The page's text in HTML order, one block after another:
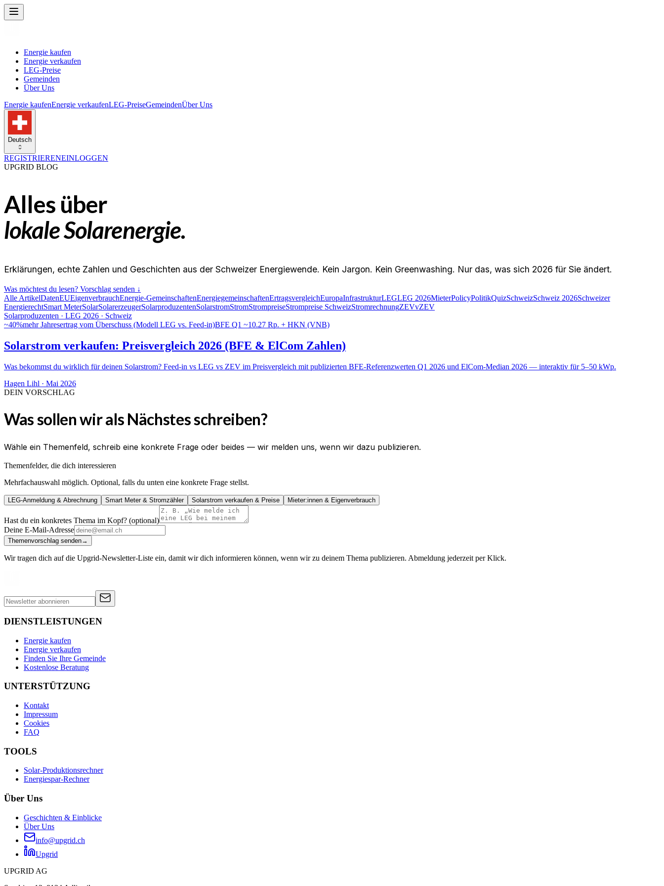
Energie kaufen
Energie verkaufen
LEG-Preise
Gemeinden
Über Uns
Energie kaufenEnergie verkaufenLEG-PreiseGemeindenÜber Uns
Deutsch
REGISTRIERENEINLOGGEN
UPGRID BLOG
Alles über
lokale Solarenergie.
Erklärungen, echte Zahlen und Geschichten aus der Schweizer Energiewende. Kein Jargon. Kein Greenwashing. Nur das, was sich 2026 für Sie ändert.
Was möchtest du lesen? Vorschlag senden ↓
Alle ArtikelDatenEUEigenverbrauchEnergie-GemeinschaftenEnergiegemeinschaftenErtragsvergleichEuropaInfrastrukturLEGLEG 2026MieterPolicyPolitikQuizSchweizSchweiz 2026Schweizer
EnergierechtSmart MeterSolarSolarerzeugerSolarproduzentenSolarstromStromStrompreiseStrompreise SchweizStromrechnungZEVvZEV
Solarproduzenten · LEG 2026 · Schweiz
~40%mehr Jahresertrag vom Überschuss (Modell LEG vs. Feed-in)BFE Q1 ~10.27 Rp. + HKN (VNB)
Solarstrom verkaufen: Preisvergleich 2026 (BFE & ElCom Zahlen)
Was bekommst du wirklich für deinen Solarstrom? Feed-in vs LEG vs ZEV im Preisvergleich mit publizierten BFE-Referenzwerten Q1 2026 und ElCom-Median 2026 — interaktiv für 5–50 kWp.
Hagen Lihl · Mai 2026
DEIN VORSCHLAG
Was sollen wir als Nächstes schreiben?
Wähle ein Themenfeld, schreib eine konkrete Frage oder beides — wir melden uns, wenn wir dazu publizieren.
Themenfelder, die dich interessieren
Mehrfachauswahl möglich. Optional, falls du unten eine konkrete Frage stellst.
LEG-Anmeldung & Abrechnung Smart Meter & Stromzähler Solarstrom verkaufen & Preise Mieter:innen & Eigenverbrauch
Hast du ein konkretes Thema im Kopf? (optional)
Deine E-Mail-Adresse
Themenvorschlag senden→
Wir tragen dich auf die Upgrid-Newsletter-Liste ein, damit wir dich informieren können, wenn wir zu deinem Thema publizieren. Abmeldung jederzeit per Klick.
DIENSTLEISTUNGEN
Energie kaufen
Energie verkaufen
Finden Sie Ihre Gemeinde
Kostenlose Beratung
UNTERSTÜTZUNG
Kontakt
Impressum
Cookies
FAQ
TOOLS
Solar-Produktionsrechner
Energiespar-Rechner
Über Uns
Geschichten & Einblicke
Über Uns
info@upgrid.ch
Upgrid
UPGRID AG